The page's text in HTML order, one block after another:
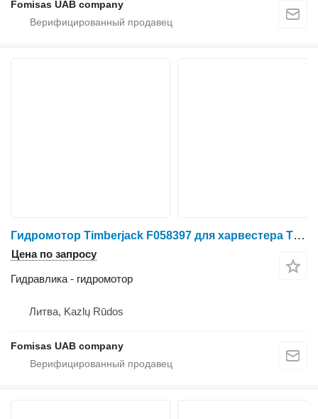
Fomisas UAB company
Гидромотор Timberjack F058397 для харвестера Timberjack 1270 1270C 1470
Цена по запросу
Гидравлика - гидромотор
Литва, Kazlų Rūdos
Fomisas UAB company